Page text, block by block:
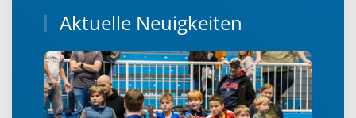
Aktuelle Neuigkeiten